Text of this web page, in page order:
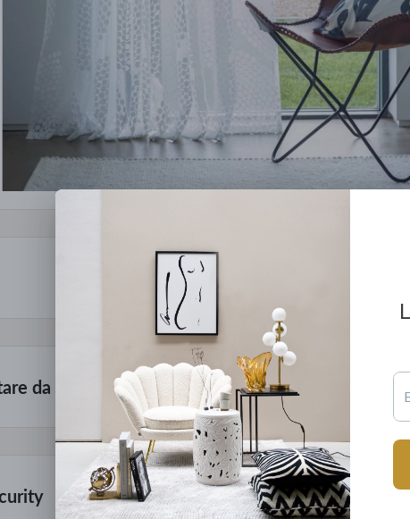
un motivo stampato all-over a spirale geometrica, di ispirazione
da Mobilmarket
ad un prezzo accessibile: anche fino al 60% in meno a parità di
oltre ad una selezione della migliore produzione mondiale; tutto con la
ad ogni nostro cliente la cura e il servizio dell'unica catena di Lusso